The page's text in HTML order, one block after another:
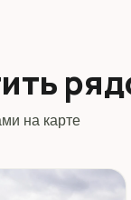
на карте